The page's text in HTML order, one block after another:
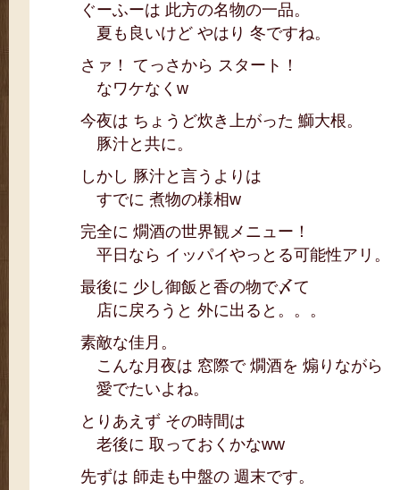
ぐーふーは 此方の名物の一品。
夏も良いけど やはり 冬ですね。
さァ！ てっさから スタート！
なワケなくw
今夜は ちょうど炊き上がった 鰤大根。
豚汁と共に。
しかし 豚汁と言うよりは
すでに 煮物の様相w
完全に 燗酒の世界観メニュー！
平日なら イッパイやっとる可能性アリ。
最後に 少し御飯と香の物で〆て
店に戻ろうと 外に出ると。。。
素敵な佳月。
こんな月夜は 窓際で 燗酒を 煽りながら
愛でたいよね。
とりあえず その時間は
老後に 取っておくかなww
先ずは 師走も中盤の 週末です。